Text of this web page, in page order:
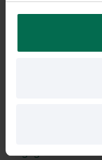
Begagnad